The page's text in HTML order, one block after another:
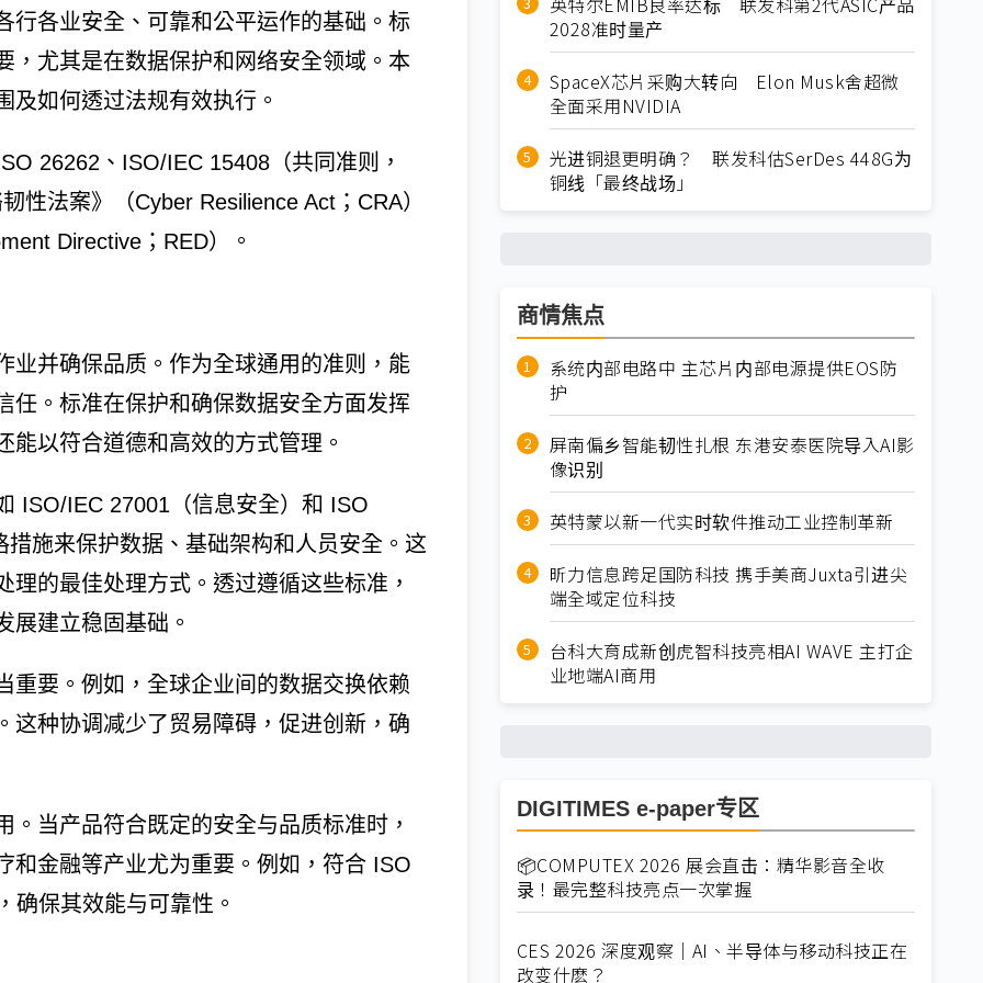
行各业安全、可靠和公平运作的基础。标
，尤其是在数据保护和网络安全领域。本
及如何透过法规有效执行。
26262、ISO/IEC 15408（共同准则，
性法案》（Cyber Resilience Act；CRA）
Directive；RED）。
业并确保品质。作为全球通用的准则，能
任。标准在保护和确保数据安全方面发挥
以符合道德和高效的方式管理。
ISO/IEC 27001（信息安全）和 ISO
施来保护数据、基础架构和人员安全。这
的最佳处理方式。透过遵循这些标准，
展建立稳固基础。
重要。例如，全球企业间的数据交换依赖
这种协调减少了贸易障碍，促进创新，确
当产品符合既定的安全与品质标准时，
和金融等产业尤为重要。例如，符合 ISO
确保其效能与可靠性。
2028准时量产
SpaceX芯片采购大转向 Elon Musk舍超微
全面采用NVIDIA
光进铜退更明确？ 联发科估SerDes 448G为
铜线「最终战场」
商情焦点
系统内部电路中 主芯片内部电源提供EOS防
护
屏南偏乡智能韧性扎根 东港安泰医院导入AI影
像识别
英特蒙以新一代实时软件推动工业控制革新
昕力信息跨足国防科技 携手美商Juxta引进尖
端全域定位科技
台科大育成新创虎智科技亮相AI WAVE 主打企
业地端AI商用
DIGITIMES e-paper专区
📦COMPUTEX 2026 展会直击：精华影音全收
录！最完整科技亮点一次掌握
CES 2026 深度观察｜AI、半导体与移动科技正在
改变什麽？